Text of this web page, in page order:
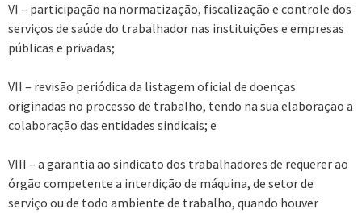
VI – participação na normatização, fiscalização e controle dos
serviços de saúde do trabalhador nas instituições e empresas
públicas e privadas;
VII – revisão periódica da listagem oficial de doenças
originadas no processo de trabalho, tendo na sua elaboração a
colaboração das entidades sindicais; e
VIII – a garantia ao sindicato dos trabalhadores de requerer ao
órgão competente a interdição de máquina, de setor de
serviço ou de todo ambiente de trabalho, quando houver